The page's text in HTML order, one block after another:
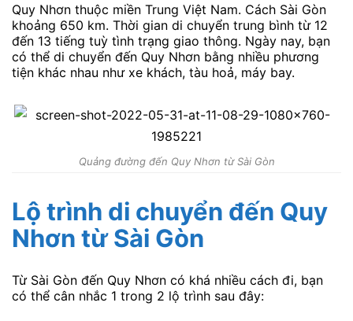
Quy Nhơn thuộc miền Trung Việt Nam. Cách Sài Gòn
khoảng 650 km. Thời gian di chuyển trung bình từ 12
đến 13 tiếng tuỳ tình trạng giao thông. Ngày nay, bạn
có thể di chuyển đến Quy Nhơn bằng nhiều phương
tiện khác nhau như xe khách, tàu hoả, máy bay.
Quảng đường đến Quy Nhơn từ Sài Gòn
Lộ trình di chuyển đến Quy
Nhơn từ Sài Gòn
Từ Sài Gòn đến Quy Nhơn có khá nhiều cách đi, bạn
có thể cân nhắc 1 trong 2 lộ trình sau đây: